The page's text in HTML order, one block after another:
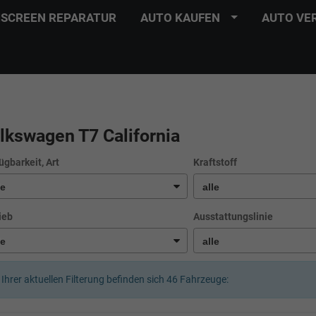
REPARATUR AUTO KAUFEN AUTO
T7 California
Art Kraftstoff
Ausstattungslinie
Ihrer aktuellen Filterung befinden sich46 Fahrzeuge: